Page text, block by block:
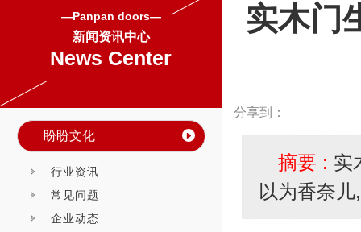
—Panpan doors—
新闻资讯中心
News Center
盼盼文化
行业资讯
常见问题
企业动态
实木门
分享到：
摘要 : 实
以为香奈